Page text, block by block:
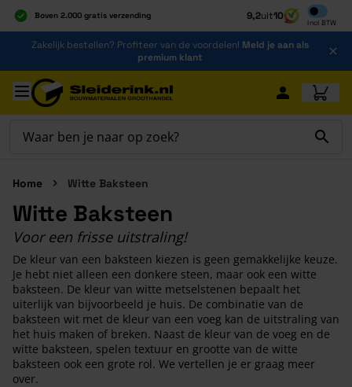
Boven 2.000 gratis verzending
Al 40 jaar dé specialist
Alles onder één dak
9,2uit10
Incl BTW
Inclusief
Ga naar de inhoud
Zakelijk bestellen? Profiteer van de voordelen! Meld je aan als
premium klant
Ga naar hoofdinhoud
Home Witte Baksteen
Witte Baksteen
Voor een frisse uitstraling!
De kleur van een baksteen kiezen is geen gemakkelijke keuze.
Je hebt niet alleen een donkere steen, maar ook een witte
baksteen. De kleur van witte metselstenen bepaalt het
uiterlijk van bijvoorbeeld je huis. De combinatie van de
baksteen wit met de kleur van een voeg kan de uitstraling van
het huis maken of breken. Naast de kleur van de voeg en de
witte baksteen, spelen textuur en grootte van de witte
baksteen ook een grote rol. We vertellen je er graag meer
over.